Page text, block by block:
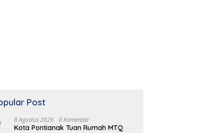
Post
8 Agustus 2026 0 Komentar
Kota Pontianak Tuan Rumah MTQ